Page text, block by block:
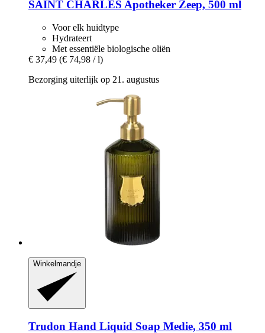
SAINT CHARLES Apotheker Zeep, 500 ml
Voor elk huidtype
Hydrateert
Met essentiële biologische oliën
€ 37,49 (€ 74,98 / l)
Bezorging uiterlijk op 21. augustus
Winkelmandje
Trudon Hand Liquid Soap Medie, 350 ml